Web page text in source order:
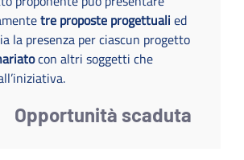
tre proposte progettuali ed
la presenza per ciascun progetto
con altri soggetti che
Opportunità scaduta